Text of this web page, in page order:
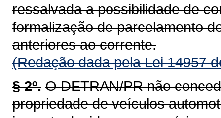
ressalvada a possibilidade de
formalização de parcelamento
anteriores ao corrente.
(Redação dada pela Lei 14957
§ 2º. O DETRAN/PR não
propriedade de veículos